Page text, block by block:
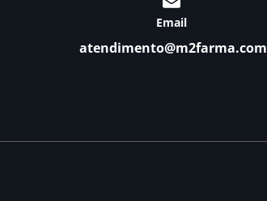
Email
atendimento@m2farma.com